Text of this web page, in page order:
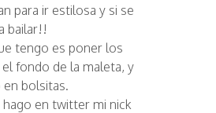
para ir estilosa y si se
bailar!!
tengo es poner los
fondo de la maleta, y
bolsitas.
hago en twitter mi nick